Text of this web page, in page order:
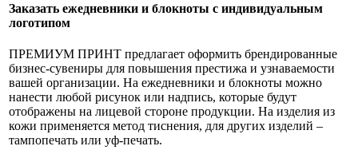
Заказать ежедневники и блокноты с индивидуальным
логотипом
ПРЕМИУМ ПРИНТ предлагает оформить брендированные
бизнес-сувениры для повышения престижа и узнаваемости
вашей организации. На ежедневники и блокноты можно
нанести любой рисунок или надпись, которые будут
отображены на лицевой стороне продукции. На изделия из
кожи применяется метод тиснения, для других изделий –
тампопечать или уф-печать.